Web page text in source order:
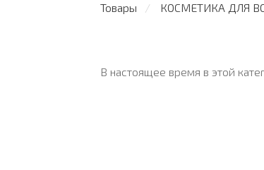
Товары КОСМЕТИКА ДЛЯ
В настоящее время в этой